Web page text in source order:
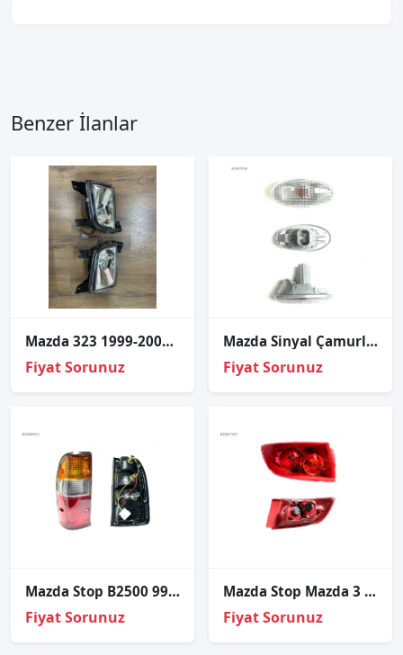
Benzer İlanlar
Mazda 323 1999-2003 Sağ-Sol Takım Sis Lambası
Fiyat Sorunuz
Mazda Sinyal Çamurluk Mazda-3 05-12/Mazda-6 05-12/Bt50 09-12 Sol
Fiyat Sorunuz
Mazda Stop B2500 99-01 Sol
Fiyat Sorunuz
Mazda Stop Mazda 3 04-08 Dış Kırmızı Sol
Fiyat Sorunuz